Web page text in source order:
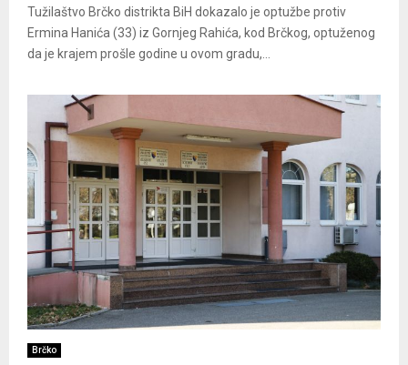
Tužilaštvo Brčko distrikta BiH dokazalo je optužbe protiv
Ermina Hanića (33) iz Gornjeg Rahića, kod Brčkog, optuženog
da je krajem prošle godine u ovom gradu,...
Brčko